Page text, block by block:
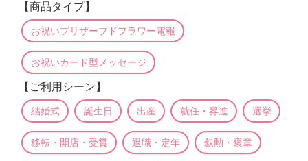
【商品タイプ】
お祝いプリザーブドフラワー電報
お祝いカード型メッセージ
【ご利用シーン】
結婚式 誕生日 出産 就任・昇進 選挙
移転・開店・受賞 退職・定年 叙勲・褒章